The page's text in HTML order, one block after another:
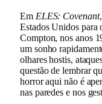
Em ELES: Covenant
Estados Unidos para
Compton, nos anos
um sonho
olhares hostis,
questão de lembrar
horror aqui não é
nas paredes e nos